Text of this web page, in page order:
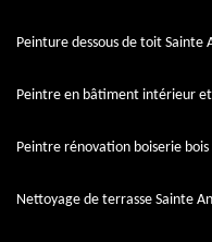
Peinture dessous de toit Sainte
Peintre en bâtiment intérieur
Peintre rénovation boiserie
Nettoyage de terrasse Sainte